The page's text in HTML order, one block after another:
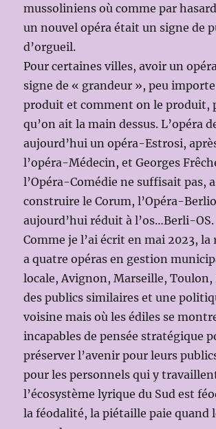
mussoliniens où comme par
un nouvel opéra était un signe de
d’orgueil.
Pour certaines villes, avoir un
signe de « grandeur », peu importe
produit et comment on le produit,
qu’on ait la main dessus. L’opéra
aujourd’hui un opéra-Estrosi,
l’opéra-Médecin, et Georges
l’Opéra-Comédie ne suffisait pas,
construire le Corum, l’Opéra-
aujourd’hui réduit à l’os…Berli-OS.
Comme je l’ai écrit en mai 2023, la
a quatre opéras en gestion
locale, Avignon, Marseille, Toulon,
des publics similaires et une
voisine mais où les édiles se
incapables de pensée stratégique
préserver l’avenir pour leurs
pour les personnels qui y
l’écosystème lyrique du Sud est
la féodalité, la piétaille paie quand